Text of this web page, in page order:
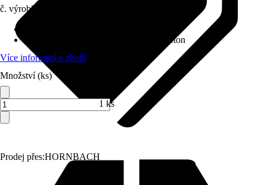
Prodej přes:HORNBACH
č. výrobku
Vibrolisovaný beton
Více informací o zboží
Množství (ks)
1 ks